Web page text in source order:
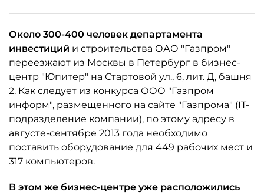
Около 300-400 человек департамента
инвестиций и строительства ОАО "Газпром"
переезжают из Москвы в Петербург в бизнес-
центр "Юпитер" на Стартовой ул., 6, лит. Д, башня
2. Как следует из конкурса ООО "Газпром
информ", размещенного на сайте "Газпрома" (IT-
подразделение компании), по этому адресу в
августе-сентябре 2013 года необходимо
поставить оборудование для 449 рабочих мест и
317 компьютеров.
В этом же бизнес-центре уже расположились